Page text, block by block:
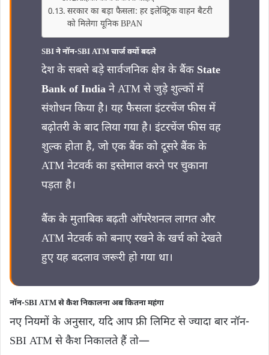
सरकार का बड़ा फैसला: हर इलेक्ट्रिक वाहन बैटरी
को मिलेगा यूनिक BPAN
SBI ने नॉन-SBI ATM चार्ज क्यों बदले
देश के सबसे बड़े सार्वजनिक क्षेत्र के बैंक State
Bank of India ने ATM से जुड़े शुल्कों में
संशोधन किया है। यह फैसला इंटरचेंज फीस में
बढ़ोतरी के बाद लिया गया है। इंटरचेंज फीस वह
शुल्क होता है, जो एक बैंक को दूसरे बैंक के
ATM नेटवर्क का इस्तेमाल करने पर चुकाना
पड़ता है।
बैंक के मुताबिक बढ़ती ऑपरेशनल लागत और
ATM नेटवर्क को बनाए रखने के खर्च को देखते
हुए यह बदलाव जरूरी हो गया था।
नॉन-SBI ATM से कैश निकालना अब कितना महंगा
नए नियमों के अनुसार, यदि आप फ्री लिमिट से ज्यादा बार नॉन-
SBI ATM से कैश निकालते हैं तो—